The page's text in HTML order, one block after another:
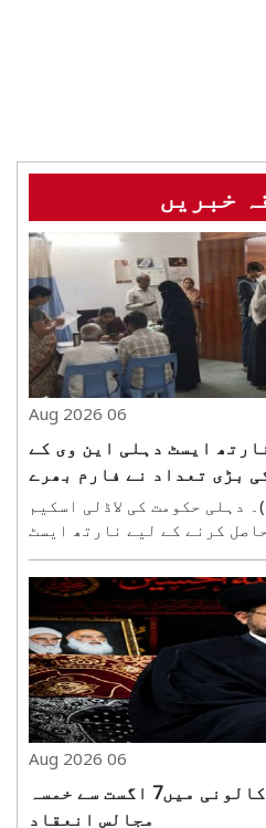
خبریں
06 Aug 2026
ایسٹ دہلی این وی کے
بڑی تعداد نے فارم بھرے
نئی دہلی،06اگست (ہ س )۔ دہلی حکومت کی لاڈلی اسکیم
کرنے کے لیے نارتھ ایسٹ
پر خواتین کی بڑی تعداد نے
پہنچ کر اپنے درخواست فارم بھرے۔ صبح سے ہی مرکز پر
ان کے اہل خانہ کی آمد ..
06 Aug 2026
’مسجد علی رضا ‘کھڈا کالونی میں7 اگست سے خمسہ
مجالس انعقاد